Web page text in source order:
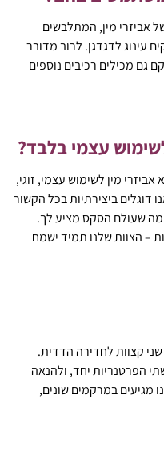
אביזרי מין, המתלבשים
עינוג לדגדגן. לרוב מדובר
גם מכילים רכיבים נוספים
עצמי בלבד?
מין לשימוש עצמי, זוגי,
ביצירתיות בכל הקשור
מה שעולם הסקס מציע לך.
– הצוות שלנו תמיד ישמח
קצוות לחדירה הדדית.
הפרטנריות יחד, ולהנאה
מגיעים במרקמים שונים,